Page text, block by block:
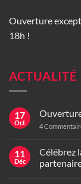
Ouverture
18h !
ACTUALITÉ
17
Oct 4
11
Déc
Célébrez